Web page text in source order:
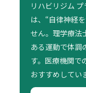
リハビリジム
は、“自律神経
せん。理学療法
ある運動で体調
す。医療機関で
おすすめしてい